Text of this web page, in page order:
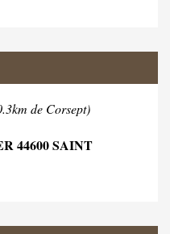
de Corsept)
44600 SAINT